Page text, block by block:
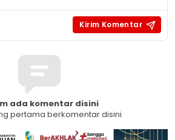
ada komentar disini
pertama berkomentar disini